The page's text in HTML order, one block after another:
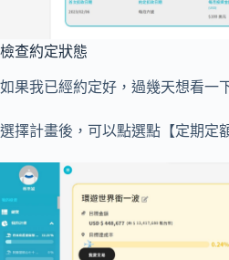
檢查約定狀態
如果我已經約定好，過幾天想看一
選擇計畫後，可以點選點【定期定額